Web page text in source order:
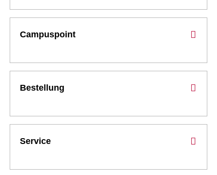
Campuspoint
Bestellung
Service